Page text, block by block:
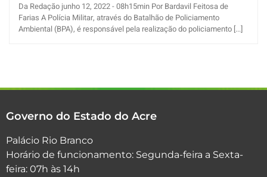
Da Redação junho 12, 2022 - 08h15min Por Bardavil Feitosa de
Farias A Polícia Militar, através do Batalhão de Policiamento
Ambiental (BPA), é responsável pela realização do policiamento [...]
Governo do Estado do Acre
Palácio Rio Branco
Horário de funcionamento: Segunda-feira a Sexta-
feira: 07h às 14h